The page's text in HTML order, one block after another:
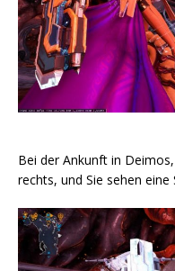
Bei der Ankunft in
rechts, und Sie sehen